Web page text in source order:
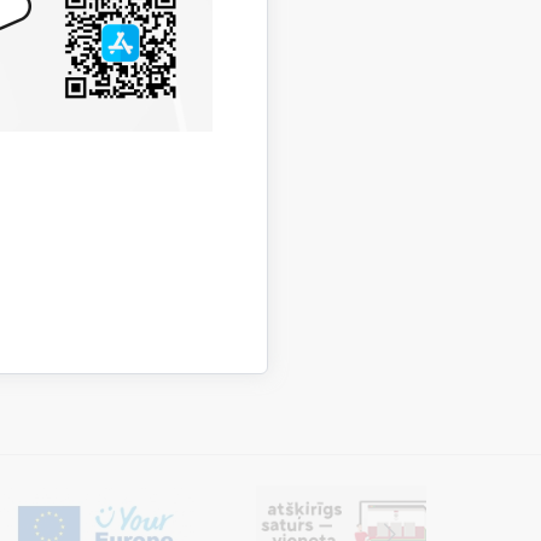
112 un ziņo par to!